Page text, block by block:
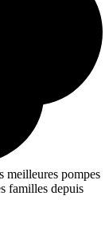
meilleures pompes
familles depuis